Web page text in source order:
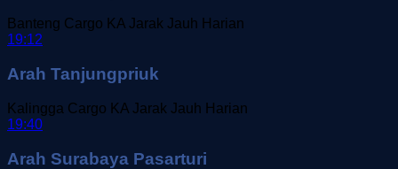
Banteng Cargo KA Jarak Jauh Harian
19:12
Arah Tanjungpriuk
Kalingga Cargo KA Jarak Jauh Harian
19:40
Arah Surabaya Pasarturi